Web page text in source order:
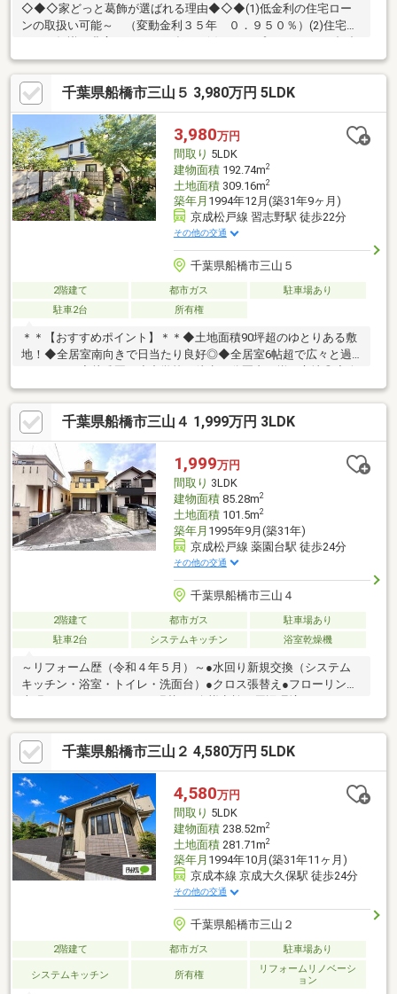
◇◆◇家どっと葛飾が選ばれる理由◆◇◆(1)低金利の住宅ロー
ンの取扱い可能～ （変動金利３５年 ０．９５０％）(2)住宅ロ
ーンの知識が豊富でローンに強い～(3)ライフプランナーとの打合
せが出来る～（無料）～【今のお客様のご状況をお聞かせくださ
い】～◆毎月支払う住居費って自分達はいくらなら大丈夫かな。
◆歳を重ねてもずっと安心して暮らせる場所がいい！◆購入はし
たいけど、手続きとか税金とか色々心配。期待も大きい反面、悩
みや不安も多いと思います。不動産売買専門店でお客様と一緒に
悩んできた数が多い私達だから解決出来る問題があります。
千葉県船橋市三山５ 3,980万円 5LDK
3,980万円
間取り 5LDK
建物面積192.74m2
土地面積309.16m2
築年月 1994年12月(築31年9ヶ月)
京成松戸線 習志野駅 徒歩22分
その他の交通
千葉県船橋市三山５
2階建て 都市ガス
駐車場あり
駐車2台
所有権
＊＊【おすすめポイント】＊＊◆土地面積90坪超のゆとりある敷
地！◆全居室南向きで日当たり良好◎◆全居室6帖超で広々と過
列駐車3台分の駐車スペース有（車種による）◆3S+WICで収納充
実！お部屋がすっきりまとまります。＊＊【周辺環境】＊＊●マ
ルエツ東習志野店 約1100m／徒歩約14分●ファミリーマート船
橋実籾街道店 約700m／徒歩約9分●ウエルシア船橋田喜野井
店 約600m／徒歩約8分●Big-A船橋田喜野井店 約550m／徒歩約
7分●船橋小鳩幼稚園 約450m／徒歩約6分
千葉県船橋市三山４ 1,999万円 3LDK
1,999万円
間取り 3LDK
建物面積85.28m2
土地面積101.5m2
築年月 1995年9月(築31年)
京成松戸線 薬園台駅 徒歩24分
その他の交通
千葉県船橋市三山４
2階建て 都市ガス
駐車場あり
駐車2台
システムキッチン 浴室乾燥機
～リフォーム歴（令和４年５月）～●水回り新規交換（システム
キッチン・浴室・トイレ・洗面台）●クロス張替え●フローリング
上張り●クッションフロア張替え●白蟻点検～周辺環境～ヤオコー
船橋三山店／徒歩約13分／約1000ｍマルエツ東習志野店／徒歩約
18分／約1400ｍセブンイレブン三山店／徒歩約4分／約280ｍウエ
ルシア船橋田喜野井店／徒歩約10分／約800ｍ戸張クリニック／
徒歩約5分／約400ｍ三山公園／徒歩約2分／約150ｍ田喜野井旭こ
ども園／徒歩約12分／約950ｍ三山小学校／徒歩約9分／約650ｍ
三田中学校／徒歩約5分／約350ｍ
千葉県船橋市三山２ 4,580万円 5LDK
4,580万円
間取り 5LDK
建物面積238.52m2
土地面積281.71m2
築年月 1994年10月(築31年11ヶ月)
京成本線 京成大久保駅 徒歩24分
その他の交通
千葉県船橋市三山２
2階建て 都市ガス 駐車場あり
システムキッチン 所有権
リフォームリノベーシ
ョン